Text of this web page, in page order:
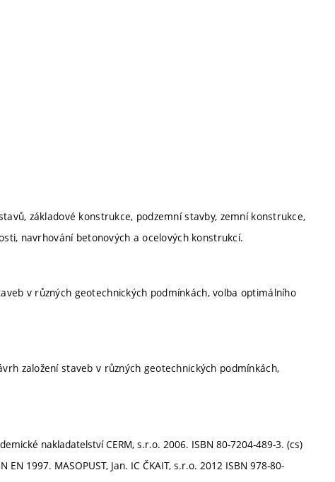
základové konstrukce, podzemní stavby, zemní konstrukce,
navrhování betonových a ocelových konstrukcí.
v různých geotechnických podmínkách, volba optimálního
založení staveb v různých geotechnických podmínkách,
nakladatelství CERM, s.r.o. 2006. ISBN 80-7204-489-3. (cs)
1997. MASOPUST, Jan. IC ČKAIT, s.r.o. 2012 ISBN 978-80-